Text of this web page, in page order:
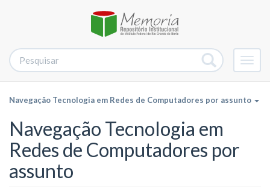
Navegação Tecnologia em Redes de Computadores por assunto
Navegação Tecnologia em
Redes de Computadores por
assunto